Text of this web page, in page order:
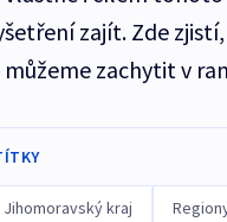
zajít. Zde
můžeme zachytit v
Jihomoravský kraj